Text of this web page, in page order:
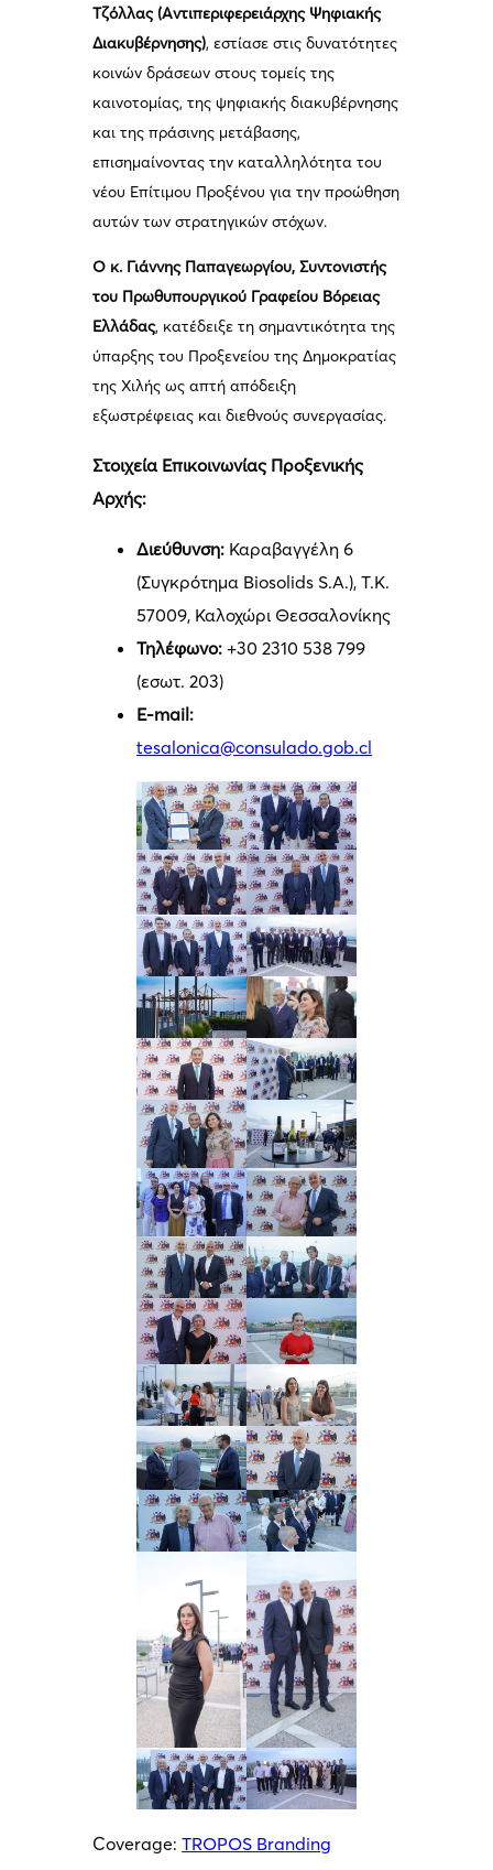
Τζόλλας (Αντιπεριφερειάρχης Ψηφιακής
Διακυβέρνησης), εστίασε στις δυνατότητες
κοινών δράσεων στους τομείς της
καινοτομίας, της ψηφιακής διακυβέρνησης
και της πράσινης μετάβασης,
επισημαίνοντας την καταλληλότητα του
νέου Επίτιμου Προξένου για την προώθηση
αυτών των στρατηγικών στόχων.
Ο κ. Γιάννης Παπαγεωργίου, Συντονιστής
του Πρωθυπουργικού Γραφείου Βόρειας
Ελλάδας, κατέδειξε τη σημαντικότητα της
ύπαρξης του Προξενείου της Δημοκρατίας
της Χιλής ως απτή απόδειξη
εξωστρέφειας και διεθνούς συνεργασίας.
Στοιχεία Επικοινωνίας Προξενικής
Αρχής:
Διεύθυνση: Καραβαγγέλη 6
(Συγκρότημα Biosolids S.A.), Τ.Κ.
57009, Καλοχώρι Θεσσαλονίκης
Τηλέφωνο: +30 2310 538 799
(εσωτ. 203)
E-mail:
tesalonica@consulado.gob.cl
Coverage:TROPOS Branding